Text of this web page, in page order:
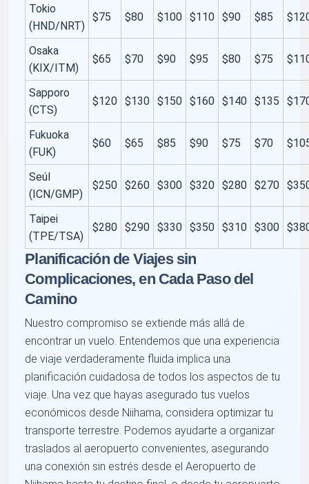
Tokio
(HND/NRT)
$75 $80 $100 $110 $90 $85
Osaka
(KIX/ITM)
$65 $70 $90 $95 $80 $75
Sapporo
(CTS)
$120 $130 $150 $160 $140 $135
Fukuoka
(FUK)
$60 $65 $85 $90 $75 $70
Seúl
(ICN/GMP)
$250 $260 $300 $320 $280 $270
Taipei
(TPE/TSA)
$280 $290 $330 $350 $310 $300
Planificación de Viajes sin
Complicaciones, en Cada Paso del
Camino
Nuestro compromiso se extiende más allá de
encontrar un vuelo. Entendemos que una experiencia
de viaje verdaderamente fluida implica una
planificación cuidadosa de todos los aspectos de tu
viaje. Una vez que hayas asegurado tus vuelos
económicos desde Niihama, considera optimizar tu
transporte terrestre. Podemos ayudarte a organizar
traslados al aeropuerto convenientes, asegurando
una conexión sin estrés desde el Aeropuerto de